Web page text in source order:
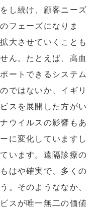
し続け、顧客ニーズ
フェーズになりま
大させていくことも
ん。たとえば、高血
ートできるシステム
ではないか、イギリ
スを展開した方がい
ウイルスの影響もあ
に変化していますし
います。遠隔診療の
はや確実で、多くの
。そのようななか、
スが唯一無二の価値